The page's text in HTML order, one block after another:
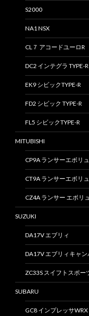
S2000
NA1 NSX
CL７ アコードユーロR
DC2 インテグラ TYPE-R
EK9 シビックTYPE-R
FD2 シビック TYPE-R
FL5 シビックTYPE-R
MITUBISHI
CP9A ランサーエボリ
CT9A ランサーエボリ
CZ4A ランサー エボリ
SUZUKI
DA17V エブリィ
DA17V エブリィキャン
ZC33S スイフトスポー
SUBARU
GC8 インプレッサWRX